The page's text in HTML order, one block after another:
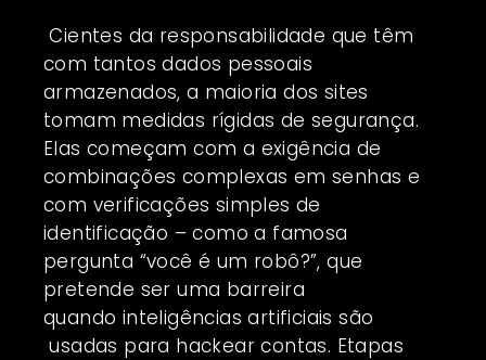
Cientes da responsabilidade que têm
com tantos dados pessoais
armazenados, a maioria dos sites
tomam medidas rígidas de segurança.
Elas começam com a exigência de
combinações complexas em senhas e
com verificações simples de
identificação – como a famosa
pergunta “você é um robô?”, que
pretende ser uma barreira
quando inteligências artificiais são
usadas para hackear contas. Etapas